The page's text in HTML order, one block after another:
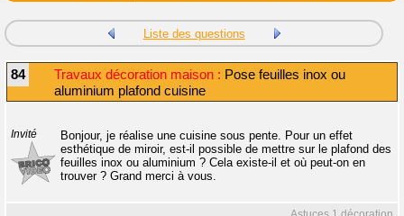
Liste des questions
84 Travaux décoration maison : Pose feuilles inox ou
aluminium plafond cuisine
Invité
Bonjour, je réalise une cuisine sous pente. Pour un effet
esthétique de miroir, est-il possible de mettre sur le plafond des
feuilles inox ou aluminium ? Cela existe-il et où peut-on en
trouver ? Grand merci à vous.